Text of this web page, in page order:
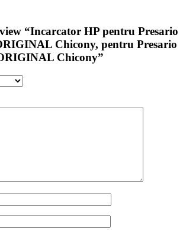
“Incarcator HP pentru Presario
Chicony, pentru Presario
Chicony”